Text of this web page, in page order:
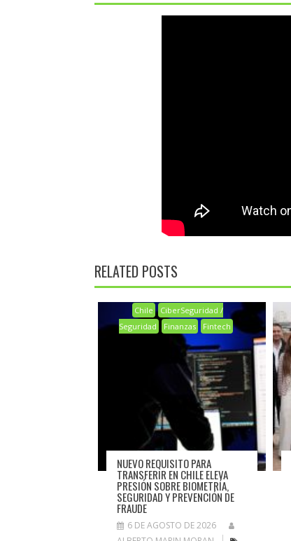
RELATED POSTS
Chile
CiberSeguridad /
Seguridad
Finanzas Fintech
NUEVO REQUISITO PARA
TRANSFERIR EN CHILE ELEVA
PRESIÓN SOBRE BIOMETRÍA,
SEGURIDAD Y PREVENCIÓN DE
FRAUDE
6 DE AGOSTO DE 2026